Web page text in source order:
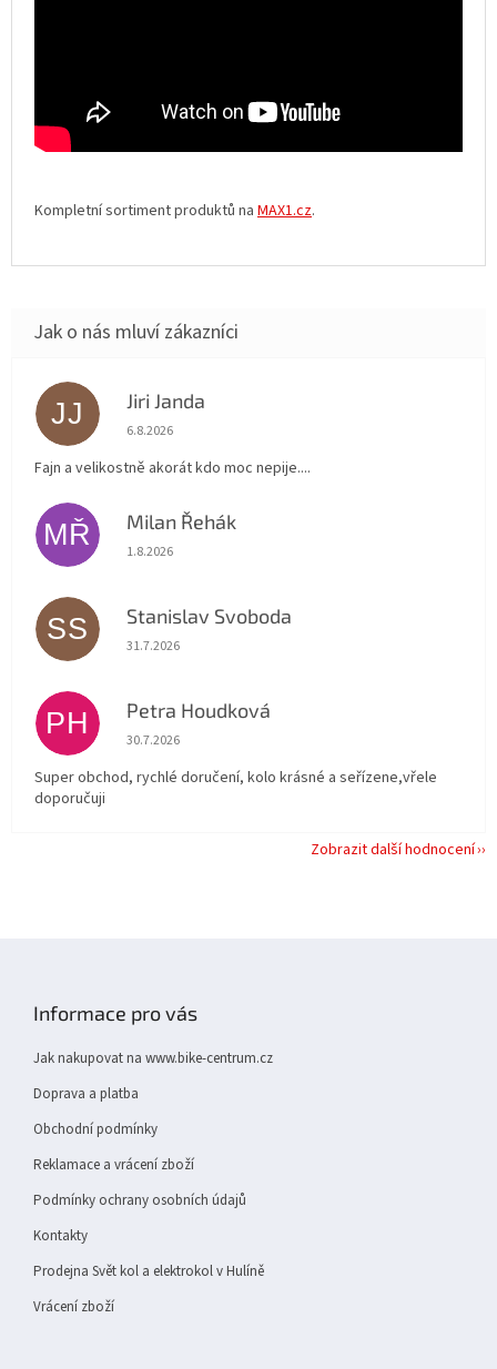
Kompletní sortiment produktů na MAX1.cz.
JJ Jiri Janda
Hodnocení obchodu je 5 z 5 hvězdiček.
6.8.2026
Fajn a velikostně akorát kdo moc nepije....
MŘ Milan Řehák
Hodnocení obchodu je 5 z 5 hvězdiček.
1.8.2026
SS Stanislav Svoboda
Hodnocení obchodu je 5 z 5 hvězdiček.
31.7.2026
PH Petra Houdková
Hodnocení obchodu je 5 z 5 hvězdiček.
30.7.2026
Super obchod, rychlé doručení, kolo krásné a seřízene,vřele
doporučuji
Zobrazit další hodnocení
Informace pro vás
Jak nakupovat na www.bike-centrum.cz
Doprava a platba
Obchodní podmínky
Reklamace a vrácení zboží
Podmínky ochrany osobních údajů
Kontakty
Prodejna Svět kol a elektrokol v Hulíně
Vrácení zboží